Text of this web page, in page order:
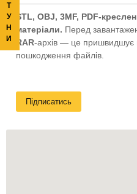
STL, OBJ, 3MF, PDF-
матеріали. Перед
RAR-архів — це пришвидшує
пошкодження файлів.
Підписатись
Т
У
Н
И